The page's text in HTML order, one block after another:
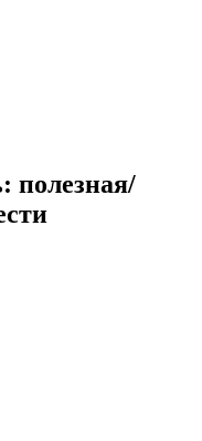
полезная/